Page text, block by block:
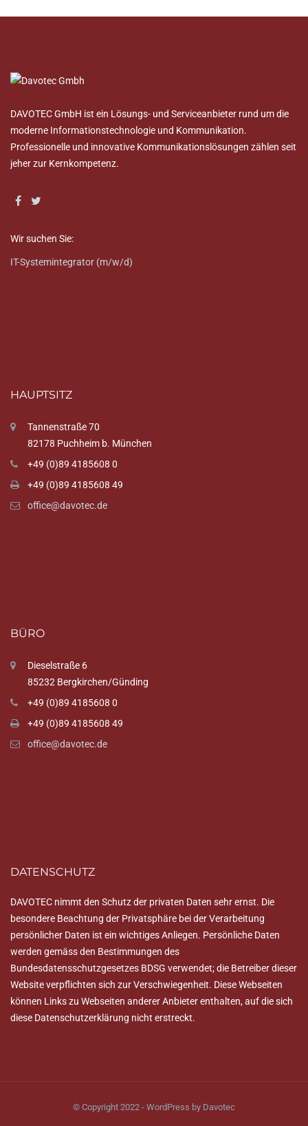
DAVOTEC GmbH ist ein Lösungs- und Serviceanbieter rund um die
moderne Informationstechnologie und Kommunikation.
Professionelle und innovative Kommunikationslösungen zählen seit
jeher zur Kernkompetenz.
Wir suchen Sie:
IT-Systemintegrator (m/w/d)
HAUPTSITZ
Tannenstraße 70
82178 Puchheim b. München
+49 (0)89 4185608 0
+49 (0)89 4185608 49
office@davotec.de
BÜRO
Dieselstraße 6
85232 Bergkirchen/Günding
+49 (0)89 4185608 0
+49 (0)89 4185608 49
office@davotec.de
DATENSCHUTZ
DAVOTEC nimmt den Schutz der privaten Daten sehr ernst. Die
besondere Beachtung der Privatsphäre bei der Verarbeitung
persönlicher Daten ist ein wichtiges Anliegen. Persönliche Daten
werden gemäss den Bestimmungen des
Bundesdatensschutzgesetzes BDSG verwendet; die Betreiber dieser
Website verpflichten sich zur Verschwiegenheit. Diese Webseiten
können Links zu Webseiten anderer Anbieter enthalten, auf die sich
diese Datenschutzerklärung nicht erstreckt.
© Copyright 2022 - WordPress by Davotec